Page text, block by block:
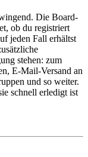
Die Board-
ob du registriert
jeden Fall erhältst
stehen: zum
E-Mail-Versand an
und so weiter.
schnell erledigt ist